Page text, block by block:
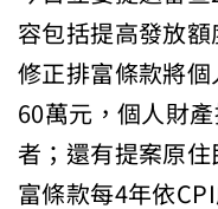
容包括提高發放
修正排富條款將
60萬元，個人財
者；還有提案原
富條款每4年依